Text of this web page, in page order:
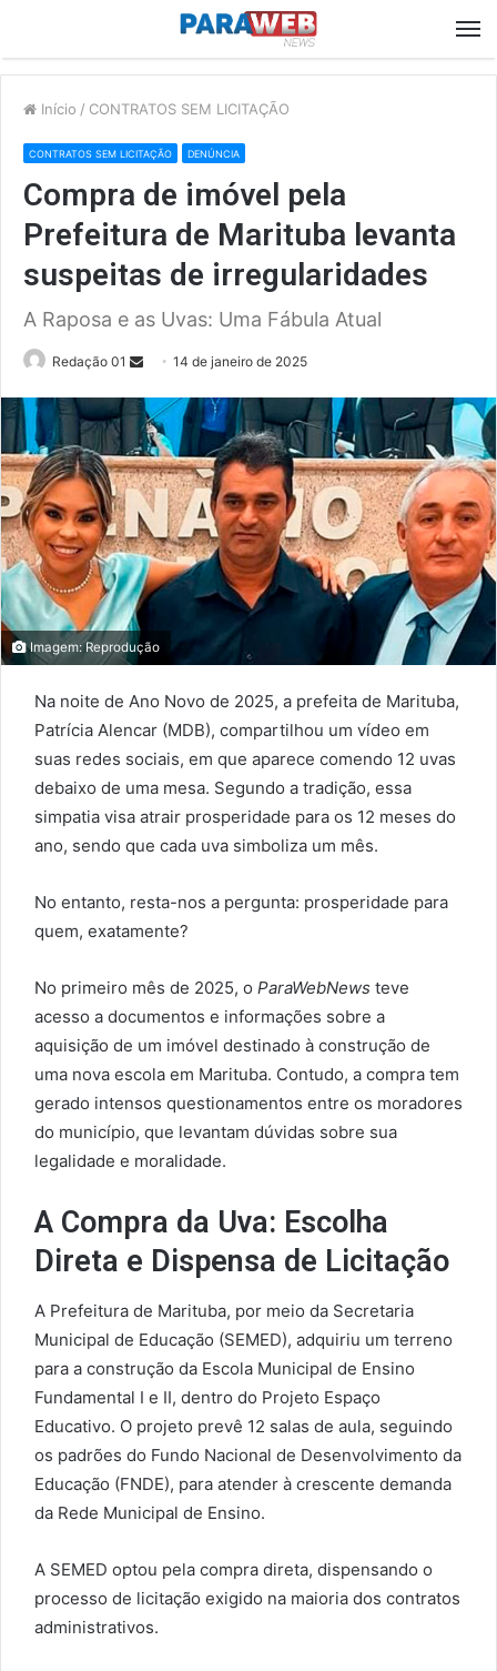
Início / CONTRATOS SEM LICITAÇÃO
CONTRATOS SEM LICITAÇÃO DENÚNCIA
Compra de imóvel pela
Prefeitura de Marituba levanta
suspeitas de irregularidades
A Raposa e as Uvas: Uma Fábula Atual
Redação 01
Send
email
14 de janeiro de 2025
Imagem: Reprodução
Na noite de Ano Novo de 2025, a prefeita de Marituba,
Patrícia Alencar (MDB), compartilhou um vídeo em
suas redes sociais, em que aparece comendo 12 uvas
debaixo de uma mesa. Segundo a tradição, essa
simpatia visa atrair prosperidade para os 12 meses do
ano, sendo que cada uva simboliza um mês.
No entanto, resta-nos a pergunta: prosperidade para
quem, exatamente?
No primeiro mês de 2025, o ParaWebNews teve
acesso a documentos e informações sobre a
aquisição de um imóvel destinado à construção de
uma nova escola em Marituba. Contudo, a compra tem
gerado intensos questionamentos entre os moradores
do município, que levantam dúvidas sobre sua
legalidade e moralidade.
A Compra da Uva: Escolha
Direta e Dispensa de Licitação
A Prefeitura de Marituba, por meio da Secretaria
Municipal de Educação (SEMED), adquiriu um terreno
para a construção da Escola Municipal de Ensino
Fundamental I e II, dentro do Projeto Espaço
Educativo. O projeto prevê 12 salas de aula, seguindo
os padrões do Fundo Nacional de Desenvolvimento da
Educação (FNDE), para atender à crescente demanda
da Rede Municipal de Ensino.
A SEMED optou pela compra direta, dispensando o
processo de licitação exigido na maioria dos contratos
administrativos.